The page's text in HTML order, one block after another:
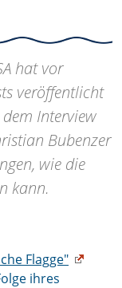
hat vor
veröffentlicht
Interview
Bubenzer
wie die
kann.
Flagge"
ihres